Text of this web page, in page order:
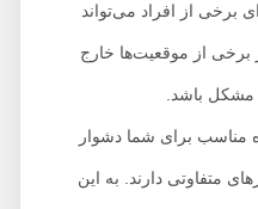
از افراد می‌تواند
از موقعیت‌ها خارج
باشد.
برای شما دشوار
دارند. به این